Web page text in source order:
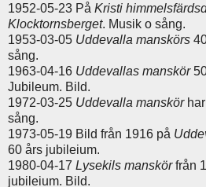
1952-05-23 På Kristi
Klocktornsberget. Musik o sång.
1953-03-05 Uddevalla manskörs
sång.
1963-04-16 Uddevallas manskör
Jubileum. Bild.
1972-03-25 Uddevalla manskörhar
sång.
1973-05-19 Bild från 1916 på
60 års jubileium.
1980-04-17 Lysekils manskörfrån
jubileium. Bild.